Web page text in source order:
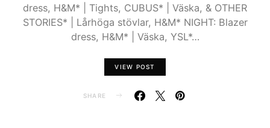
dress, H&M* | Tights, CUBUS* | Väska, & OTHER
STORIES* | Lårhöga stövlar, H&M* NIGHT: Blazer
dress, H&M* | Väska, YSL*…
VIEW POST
SHARE